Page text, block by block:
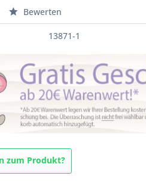
Bewerten
13871-1
zum Produkt?